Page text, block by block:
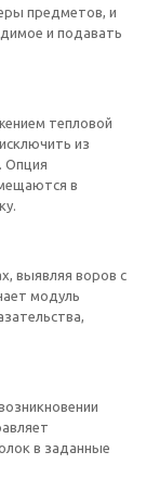
предметов, и
и подавать
тепловой
из
Опция
в
выявляя воров с
модуль
в заданные